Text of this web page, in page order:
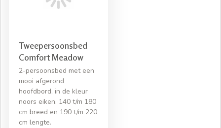
Tweepersoonsbed
Comfort Meadow
2-persoonsbed met een
mooi afgerond
hoofdbord, in de kleur
noors eiken. 140 t/m 180
cm breed en 190 t/m 220
cm lengte.